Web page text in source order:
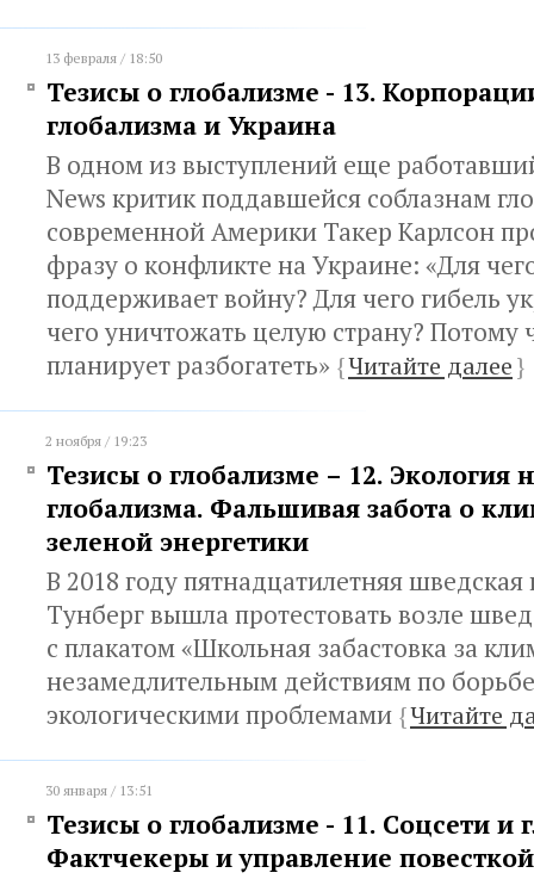
13 февраля / 18:50
Тезисы о глобализме - 13.
глобализма и Украина
В одном из выступлений еще
News критик поддавшейся соблазнам
современной Америки Такер Карлсон
фразу о конфликте на Украине: «Для
поддерживает войну? Для чего гибель
чего уничтожать целую страну? Потому
планирует разбогатеть» {Читайте далее}
2 ноября / 19:23
Тезисы о глобализме – 12. Экология
глобализма. Фальшивая забота о
зеленой энергетики
В 2018 году пятнадцатилетняя
Тунберг вышла протестовать возле
с плакатом «Школьная забастовка за
незамедлительным действиям по
экологическими проблемами {Читайте
30 января / 13:51
Тезисы о глобализме - 11. Соцсети и
Фактчекеры и управление повесткой